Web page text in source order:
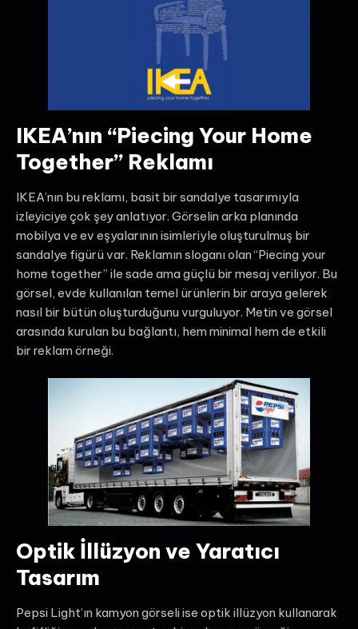
IKEA’nın “Piecing Your Home
Together” Reklamı
IKEA’nın bu reklamı, basit bir sandalye tasarımıyla
izleyiciye çok şey anlatıyor. Görselin arka planında
mobilya ve ev eşyalarının isimleriyle oluşturulmuş bir
sandalye figürü var. Reklamın sloganı olan “Piecing your
home together” ile sade ama güçlü bir mesaj veriliyor. Bu
görsel, evde kullanılan temel ürünlerin bir araya gelerek
nasıl bir bütün oluşturduğunu vurguluyor. Metin ve görsel
arasında kurulan bu bağlantı, hem minimal hem de etkili
bir reklam örneği.
Optik İllüzyon ve Yaratıcı
Tasarım
Pepsi Light’ın kamyon görseli ise optik illüzyon kullanarak